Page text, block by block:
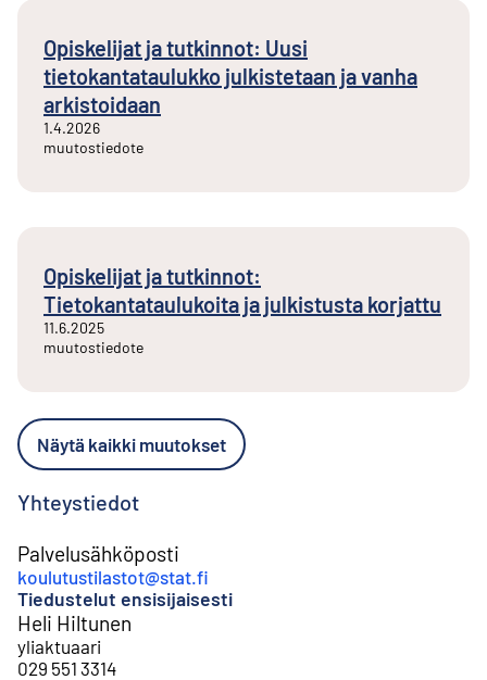
Opiskelijat ja tutkinnot: Uusi
tietokantataulukko julkistetaan ja vanha
arkistoidaan
1.4.2026
muutostiedote
Opiskelijat ja tutkinnot:
Tietokantataulukoita ja julkistusta korjattu
11.6.2025
muutostiedote
Näytä kaikki muutokset
Yhteystiedot
Palvelusähköposti
koulutustilastot@stat.fi
Tiedustelut ensisijaisesti
Heli Hiltunen
yliaktuaari
029 551 3314